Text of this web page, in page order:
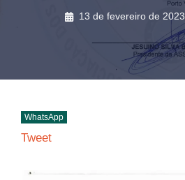
13 de fevereiro de 2023
WhatsApp
Tweet